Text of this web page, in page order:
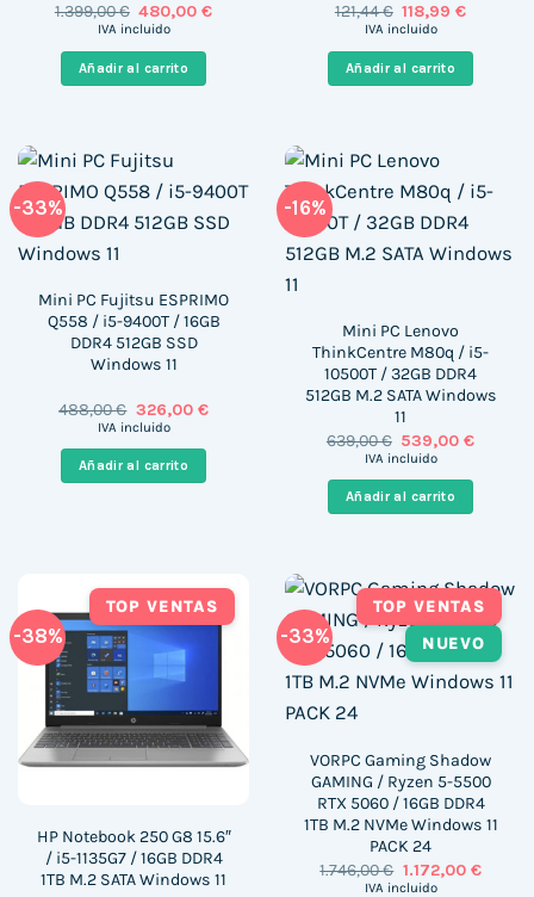
1.399,00€ El
precio
era:
1.399,00 €.
480,00€El
IVA incluido
Añadir al carrito
121,44€ El
precio
era:
121,44 €.
118,99€El
es:
IVA incluido
Añadir al carrito
-33%
Mini PC Fujitsu ESPRIMO
Q558 / i5-9400T / 16GB
DDR4 512GB SSD
Windows 11
488,00€ El
precio
era:
488,00 €.
326,00 €El
IVA incluido
Añadir al carrito
-16%
Mini PC Lenovo
ThinkCentre M80q / i5-
10500T / 32GB DDR4
512GB M.2 SATA Windows
11
639,00€ El
precio
era:
639,00 €.
539,00€El
IVA incluido
Añadir al carrito
-38%
TOP VENTAS
HP Notebook 250 G8 15.6″
/ i5-1135G7 / 16GB DDR4
1TB M.2 SATA Windows 11
-33%
TOP VENTAS
NUEVO
VORPC Gaming Shadow
GAMING / Ryzen 5-5500
RTX 5060 / 16GB DDR4
1TB M.2 NVMe Windows 11
PACK 24
1.746,00€ El
precio
1.172,00 €El
IVA incluido